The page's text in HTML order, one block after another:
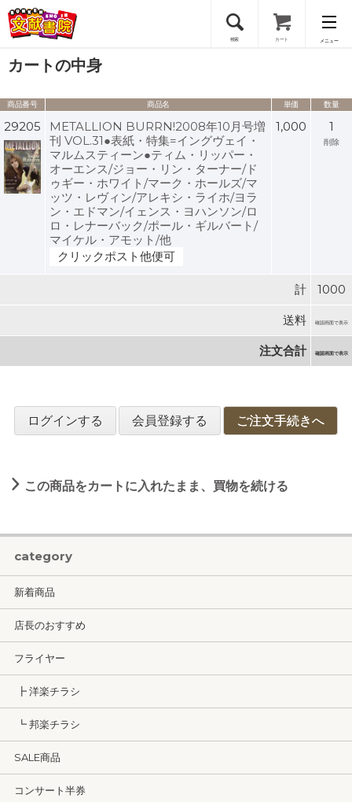
検索 カート メニュー
会員登録
ログイン
カートの中身
商品番号 商品名 単価 数量
29205
METALLION BURRN!2008年10月号増
刊 VOL.31●表紙・特集=イングヴェイ・
マルムスティーン●ティム・リッパー・
オーエンス/ジョー・リン・ターナー/ド
ゥギー・ホワイト/マーク・ホールズ/マ
ッツ・レヴィン/アレキシ・ライホ/ヨラ
ン・エドマン/イェンス・ヨハンソン/ロ
ロ・レナーバック/ポール・ギルバート/
マイケル・アモット/他
クリックポスト他便可
1,000 1
削除
計 1000
送料 確認画面で表示
注文合計 確認画面で表示
ログインする 会員登録する ご注文手続きへ
この商品をカートに入れたまま、買物を続ける
category
新着商品
店長のおすすめ
フライヤー
┣ 洋楽チラシ
┗ 邦楽チラシ
SALE商品
コンサート半券